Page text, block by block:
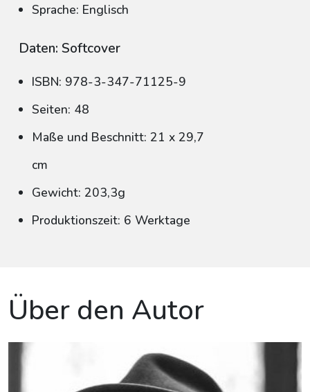
Sprache: Englisch
Daten: Softcover
ISBN: 978-3-347-71125-9
Seiten: 48
Maße und Beschnitt: 21 x 29,7
cm
Gewicht: 203,3g
Produktionszeit: 6 Werktage
Über den Autor